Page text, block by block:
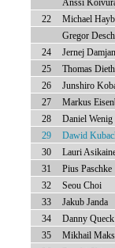
Anssi
22
Michael
Gregor
24
Jernej Damjan
25
Thomas
26
Junshiro
27
Markus
28
Daniel Wenig
29
Dawid
30
Lauri
31
Pius Paschke
32
Seou Choi
33
Jakub Janda
34
Danny Queck
35
Mikhail